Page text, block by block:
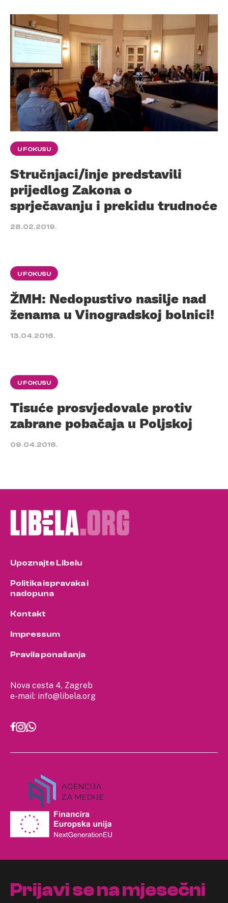
U FOKUSU
Stručnjaci/inje predstavili
prijedlog Zakona o
sprječavanju i prekidu trudnoće
28.02.2019.
U FOKUSU
ŽMH: Nedopustivo nasilje nad
ženama u Vinogradskoj bolnici!
13.04.2016.
U FOKUSU
Tisuće prosvjedovale protiv
zabrane pobačaja u Poljskoj
09.04.2016.
Nova cesta 4, Zagreb
e-mail: info@libela.org
Upoznajte Libelu
Politika ispravaka i
nadopuna
Kontakt
Impressum
Pravila ponašanja
Prijavi se na mjesečni